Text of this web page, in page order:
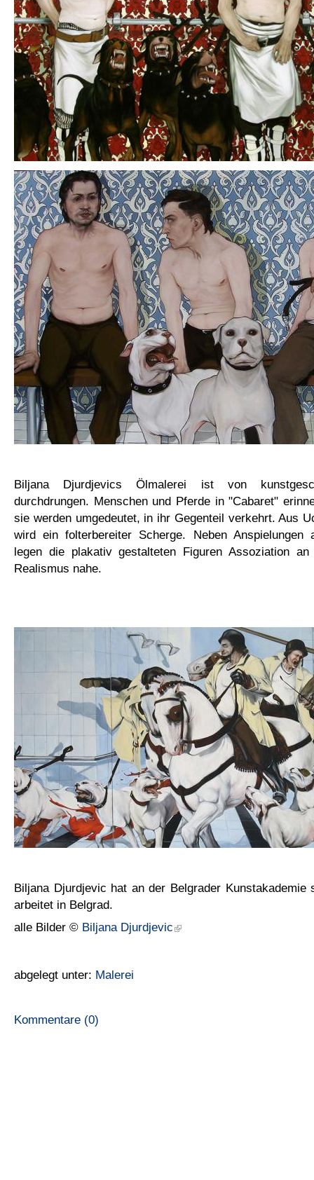
Biljana Djurdjevics Ölmalerei ist von
durchdrungen. Menschen und Pferde in "Cabaret"
sie werden umgedeutet, in ihr Gegenteil verkehrt. Aus
wird ein folterbereiter Scherge. Neben Anspielungen
legen die plakativ gestalteten Figuren Assoziation an
Realismus nahe.
Biljana Djurdjevic hat an der Belgrader Kunstakademie
arbeitet in Belgrad.
alle Bilder © Biljana Djurdjevic
abgelegt unter: Malerei
Kommentare (0)